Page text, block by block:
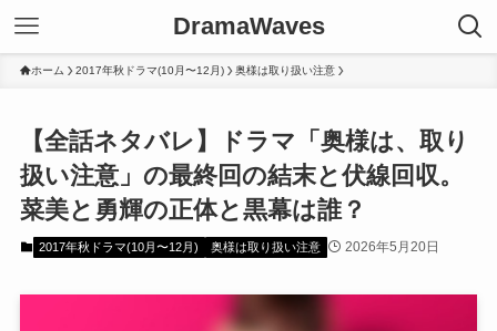
DramaWaves
ホーム 2017年秋ドラマ(10月〜12月) 奥様は取り扱い注意
【全話ネタバレ】ドラマ「奥様は、取り
扱い注意」の最終回の結末と伏線回収。
菜美と勇輝の正体と黒幕は誰？
2017年秋ドラマ(10月〜12月) 奥様は取り扱い注意 2026年5月20日